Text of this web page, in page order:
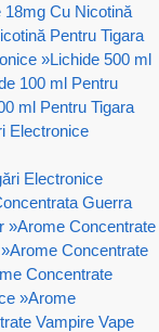
18mg Cu Nicotină
Pentru Tigara
»Lichide 500 ml
100 ml Pentru
ml Pentru Tigara
Electronice
Electronice
Guerra
»Arome Concentrate
»Arome Concentrate
Concentrate
»Arome
Vampire Vape